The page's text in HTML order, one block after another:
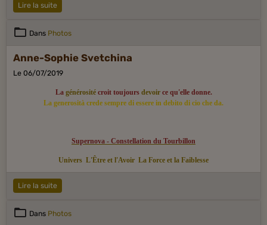
Lire la suite
Dans Photos
Anne-Sophie Svetchina
Le 06/07/2019
La générositécroit toujours devoirce qu'elle donne.
La generosità crede sempre di essere in debito di cio che da.
Supernova - Constellation du Tourbillon
Univers L'Être et l'Avoir La Force et la Faiblesse
Lire la suite
Dans Photos